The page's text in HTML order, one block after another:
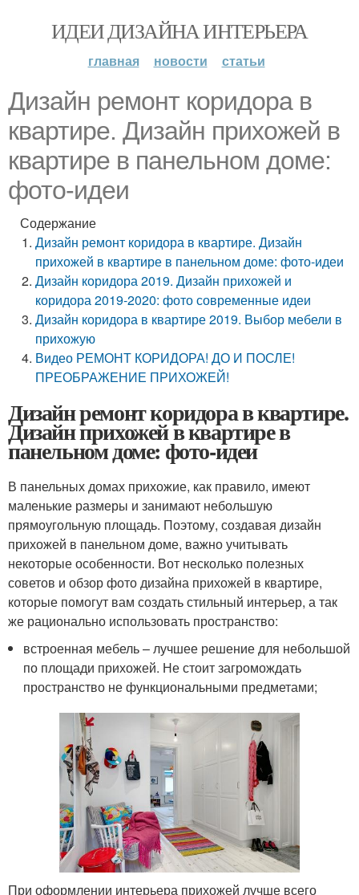
ИДЕИ ДИЗАЙНА ИНТЕРЬЕРА
главная новости статьи
Дизайн ремонт коридора в
квартире. Дизайн прихожей в
квартире в панельном доме:
фото-идеи
Содержание
Дизайн ремонт коридора в квартире. Дизайн
прихожей в квартире в панельном доме: фото-идеи
Дизайн коридора 2019. Дизайн прихожей и
коридора 2019-2020: фото современные идеи
Дизайн коридора в квартире 2019. Выбор мебели в
прихожую
Видео РЕМОНТ КОРИДОРА! ДО И ПОСЛЕ!
ПРЕОБРАЖЕНИЕ ПРИХОЖЕЙ!
Дизайн ремонт коридора в квартире.
Дизайн прихожей в квартире в
панельном доме: фото-идеи
В панельных домах прихожие, как правило, имеют
маленькие размеры и занимают небольшую
прямоугольную площадь. Поэтому, создавая дизайн
прихожей в панельном доме, важно учитывать
некоторые особенности. Вот несколько полезных
советов и обзор фото дизайна прихожей в квартире,
которые помогут вам создать стильный интерьер, а так
же рационально использовать пространство:
встроенная мебель – лучшее решение для небольшой
по площади прихожей. Не стоит загромождать
пространство не функциональными предметами;
При оформлении интерьера прихожей лучше всего